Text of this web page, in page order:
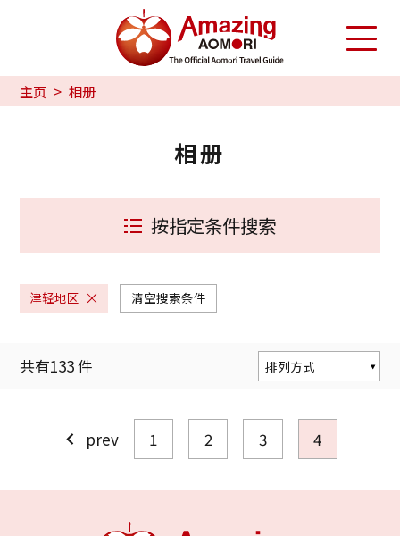
主页 相册
相册
按指定条件搜索
津轻地区 清空搜索条件
共有133件
排列方式
prev 1 2 3 4